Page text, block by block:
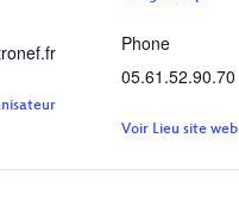
Phone
05.61.52.90.70
Voir Lieu site web